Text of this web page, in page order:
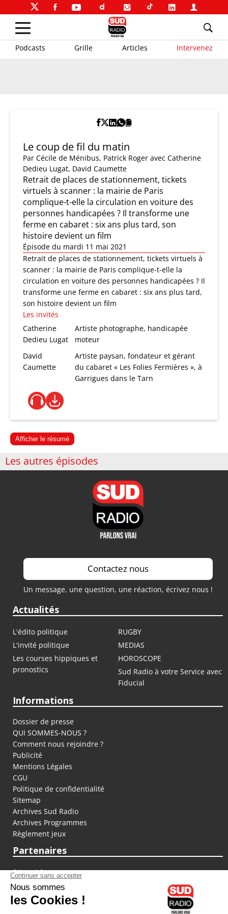
Podcasts Grille Articles Intervenez
Le coup de fil du matin
Par Cécile de Ménibus, Patrick Roger avec Catherine
Dedieu Lugat, David Caumette
Retrait de places de stationnement, tickets
virtuels à scanner : la mairie de Paris
complique-t-elle la circulation en voiture des
personnes handicapées ? Il transforme une
ferme en cabaret : six ans plus tard, son
histoire devient un film
Épisode du mardi 11 mai 2021
Retrait de places de stationnement, tickets virtuels à
scanner : la mairie de Paris complique-t-elle la
circulation en voiture des personnes handicapées ? Il
transforme une ferme en cabaret : six ans plus tard,
son histoire devient un film
Les invités
Catherine
Dedieu Lugat
Artiste photographe, handicapée
moteur
David
Caumette
Artiste paysan, fondateur et gérant
du cabaret « Les Folies Fermières », à
Garrigues dans le Tarn
Afficher le résumé
Les autres épisodes
Contactez nous
Un message, une question, une réaction, écrivez nous !
Actualités
L'édito politique
RUGBY
L'invité politique
MEDIAS
Les courses hippiques et
pronostics
HOROSCOPE
Sud Radio à votre Service avec
Fiducial
Informations
Dossier de presse
QUI SOMMES-NOUS ?
Comment nous rejoindre ?
Publicité
Mentions Légales
CGU
Politique de confidentialité
Sitemap
Archives Sud Radio
Archives Programmes
Règlement jeux
Partenaires
fiducial.fr
lyoncapitale.fr
olympique-et-lyonnais.com